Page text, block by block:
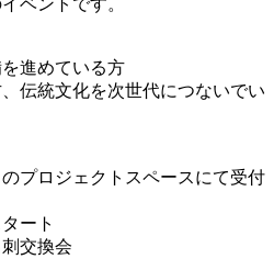
ベントです。
進めている方
伝統文化を次世代につないでい
ロジェクトスペースにて受付
ート
交換会